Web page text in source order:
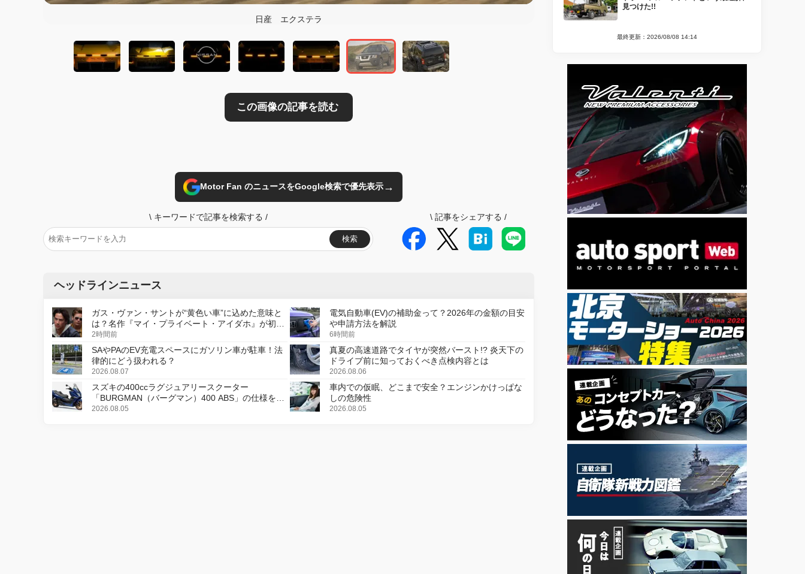
日産 エクステラ
Motor Fan のニュースをGoogle検索で優先表示→
\ キーワードで記事を検索する /
検索
\ 記事をシェアする /
ヘッドラインニュース
ガス・ヴァン・サントが“黄色い車”に込めた意味と
は？名作『マイ・プライベート・アイダホ』が初の
デジタルリマスター版で復活
2時間前
電気自動車(EV)の補助金って？2026年の金額の目安
や申請方法を解説
6時間前
SAやPAのEV充電スペースにガソリン車が駐車！法
律的にどう扱われる？
2026.08.07
真夏の高速道路でタイヤが突然バースト!? 炎天下の
ドライブ前に知っておくべき点検内容とは
2026.08.06
スズキの400ccラグジュアリースクーター
「BURGMAN（バーグマン）400 ABS」の仕様を変
更し、8月18日に発売
2026.08.05
車内での仮眠、どこまで安全？エンジンかけっぱな
しの危険性
2026.08.05
見つけた!!
最終更新：2026/08/08 14:14